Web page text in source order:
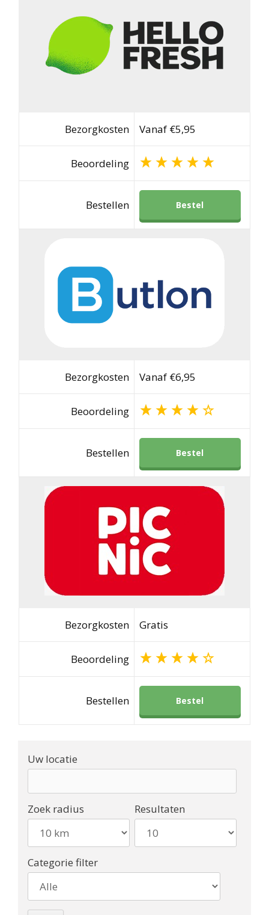
Bezorgkosten Vanaf €5,95
Beoordeling
Bestellen Bestel
Bezorgkosten Vanaf €6,95
Beoordeling
Bestellen Bestel
Bezorgkosten Gratis
Beoordeling
Bestellen Bestel
Uw locatie
Zoek radius Resultaten
Categorie filter